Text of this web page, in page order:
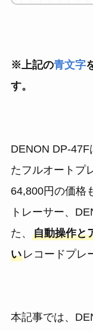
※上記の青文字
す。
DENON DP-
たフルオートプ
64,800円の価格
トレーサー、
た、 自動操作と
いレコードプレ
本記事では、